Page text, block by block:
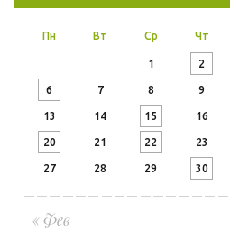
Пн Вт Ср Чт
« Фев
1 2
6 7 8 9
13 14 15 16
20 21 22 23
27 28 29 30